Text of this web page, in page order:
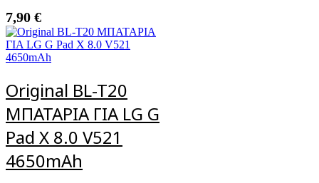
7,90 €
Original BL-T20
ΜΠΑΤΑΡΙΑ ΓΙΑ LG G
Pad X 8.0 V521
4650mAh